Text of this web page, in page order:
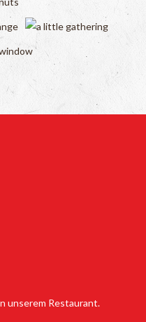
unserem Restaurant.